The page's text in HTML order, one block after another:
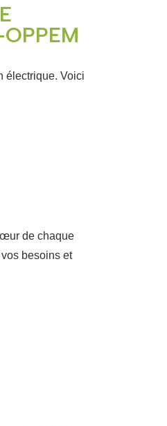
électrique. Voici
de chaque
besoins et